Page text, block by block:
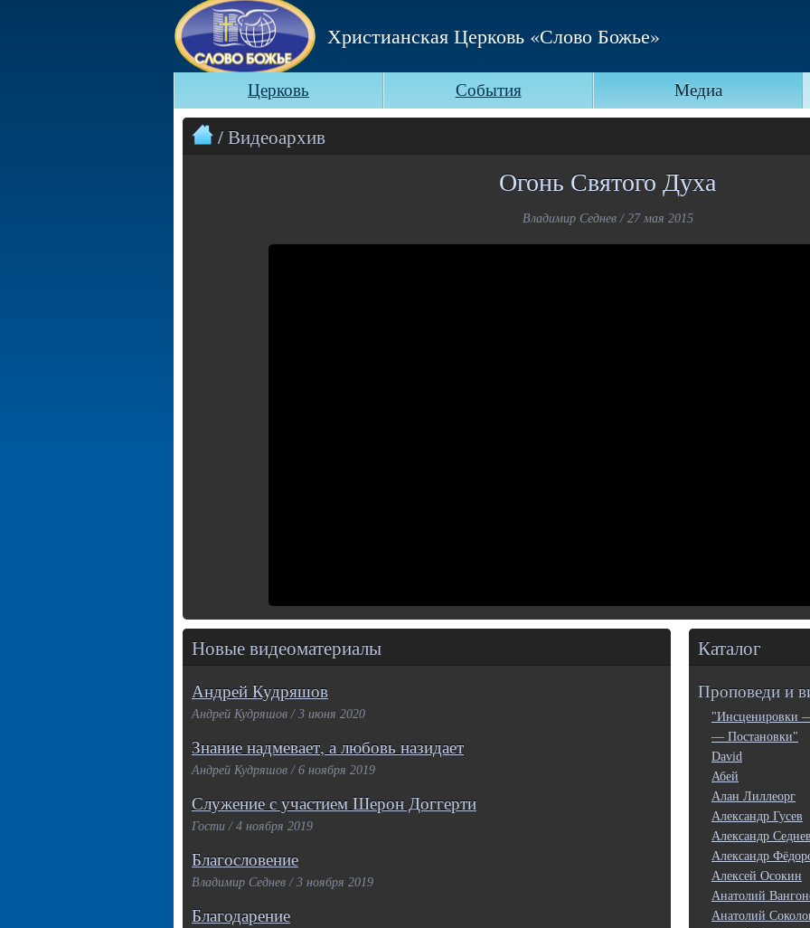
Христианская Церковь «Слово Божье»
Церковь События Медиа
/ Видеоархив
Огонь Святого Духа
Владимир Седнев / 27 мая 2015
Новые видеоматериалы
Андрей Кудряшов
Андрей Кудряшов / 3 июня 2020
Знание надмевает, а любовь назидает
Андрей Кудряшов / 6 ноября 2019
Служение с участием Шерон Доггерти
Гости / 4 ноября 2019
Благословение
Владимир Седнев / 3 ноября 2019
Благодарение
Каталог
Проповеди и
"Инсценировки
— Постановки"
David
Абей
Алан Лиллеорг
Александр Гусев
Александр Седнев
Александр
Алексей Осокин
Анатолий
Анатолий